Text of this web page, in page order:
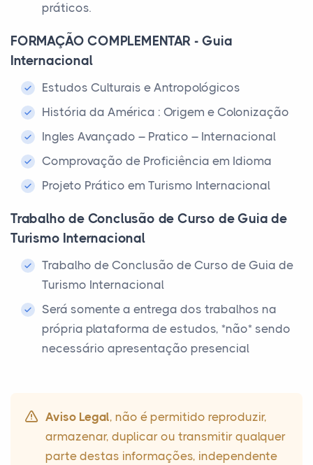
práticos.
FORMAÇÃO COMPLEMENTAR - Guia
Internacional
Estudos Culturais e Antropológicos
História da América : Origem e Colonização
Ingles Avançado – Pratico – Internacional
Comprovação de Proficiência em Idioma
Projeto Prático em Turismo Internacional
Trabalho de Conclusão de Curso de Guia de
Turismo Internacional
Trabalho de Conclusão de Curso de Guia de
Turismo Internacional
Será somente a entrega dos trabalhos na
própria plataforma de estudos, *não* sendo
necessário apresentação presencial
Aviso Legal, não é permitido reproduzir,
armazenar, duplicar ou transmitir qualquer
parte destas informações, independente